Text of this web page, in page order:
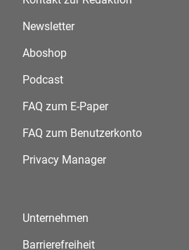
Newsletter
Aboshop
Podcast
FAQ zum E-Paper
FAQ zum Benutzerkonto
Privacy Manager
Unternehmen
Barrierefreiheit